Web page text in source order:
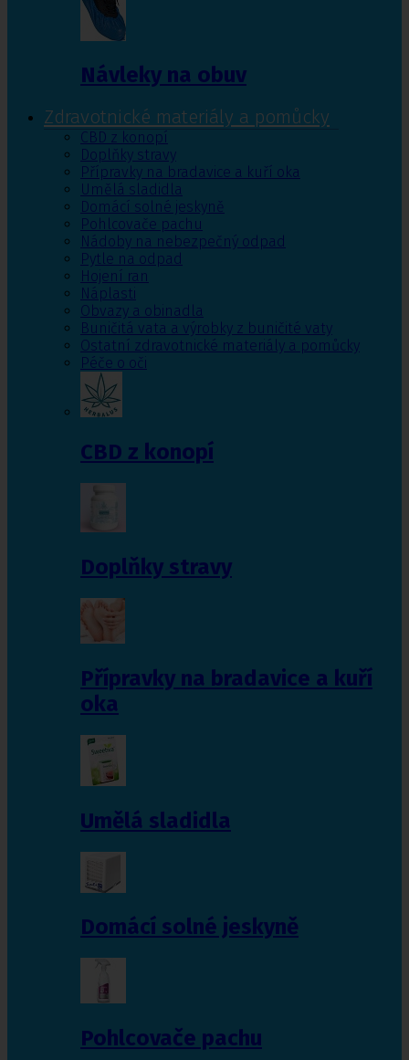
Návleky na obuv
Zdravotnické materiály a pomůcky
CBD z konopí
Doplňky stravy
Přípravky na bradavice a kuří oka
Umělá sladidla
Domácí solné jeskyně
Pohlcovače pachu
Nádoby na nebezpečný odpad
Pytle na odpad
Hojení ran
Náplasti
Obvazy a obinadla
Buničitá vata a výrobky z buničité vaty
Ostatní zdravotnické materiály a pomůcky
Péče o oči
CBD z konopí
Doplňky stravy
Přípravky na bradavice a kuří
oka
Umělá sladidla
Domácí solné jeskyně
Pohlcovače pachu